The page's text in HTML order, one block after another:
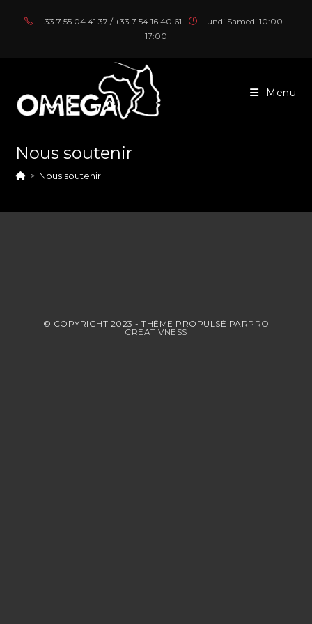
+33 7 55 04 41 37 / +33 7 54 16 40 61
Lundi Samedi 10:00 -
17:00
Menu
Nous soutenir
> Nous soutenir
© COPYRIGHT 2023 - THÈME PROPULSÉ PARPRO
CREATIVNESS